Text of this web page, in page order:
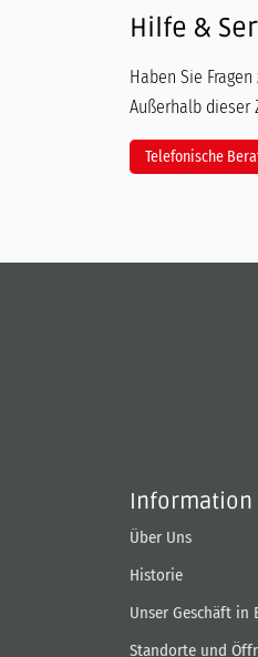
Hilfe &
Haben Sie
Außerhalb dieser
Telefonische
Information
Über Uns
Historie
Unser Geschäft in
Standorte und